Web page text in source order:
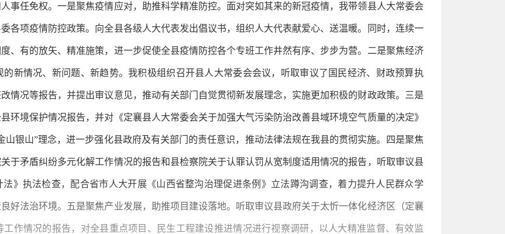
事任免权。一是聚焦疫情应对，助推科学精准防控。面对突如其来的新冠疫情，我带领县人大常委会
各项疫情防控政策。向全县各级人大代表发出倡议书，组织人大代表献爱心、送温暖。同时，连续一
、有的放矢、精准施策，进一步促使全县疫情防控各个专班工作井然有序、步步为营。二是聚焦经济
新情况、新问题、新趋势。我积极组织召开县人大常委会会议，听取审议了国民经济、财政预算执
情况等报告，并提出审议意见，推动有关部门自觉贯彻新发展理念，实施更加积极的财政政策。三是
环境保护情况报告，并对《定襄县人大常委会关于加强大气污染防治改善县域环境空气质量的决定》
银山”理念，进一步强化县政府及有关部门的责任意识，推动法律法规在我县的贯彻实施。四是聚焦
于矛盾纠纷多元化解工作情况的报告和县检察院关于认罪认罚从宽制度适用情况的报告，听取审议县
》执法检查，配合省市人大开展《山西省整沟治理促进条例》立法蹲沟调查，着力提升人民群众学
好法治环境。五是聚焦产业发展，助推项目建设落地。听取审议县政府关于太忻一体化经济区（定襄
作情况的报告，对全县重点项目、民生工程建设推进情况进行视察调研，以人大精准监督、有效监